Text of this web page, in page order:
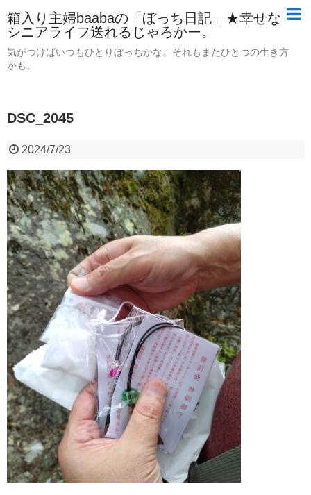
箱入り主婦baabaの「ぼっち日記」★幸せな
シニアライフ送れるじゃろかー。
気がつけばいつもひとりぼっちかな。それもまたひとつの生き方
かも。
DSC_2045
2024/7/23